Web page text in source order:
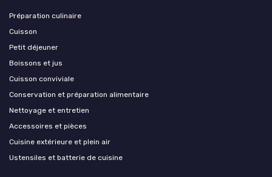
Préparation culinaire
Cuisson
Petit déjeuner
Boissons et jus
Cuisson conviviale
Conservation et préparation alimentaire
Nettoyage et entretien
Accessoires et pièces
Cuisine extérieure et plein air
Ustensiles et batterie de cuisine